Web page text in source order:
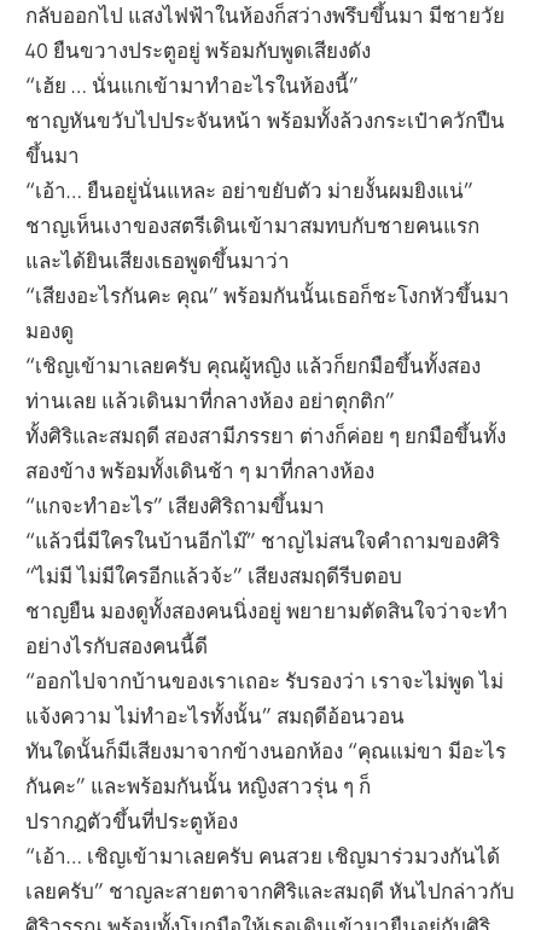
กลับออกไป แสงไฟฟ้าในห้องก็สว่างพรึบขึ้นมา มีชายวัย
40 ยืนขวางประตูอยู่ พร้อมกับพูดเสียงดัง
“เฮ้ย … นั่นแกเข้ามาทำอะไรในห้องนี้”
ชาญหันขวับไปประจันหน้า พร้อมทั้งล้วงกระเป๋าควักปืน
ขึ้นมา
“เอ้า… ยืนอยู่นั่นแหละ อย่าขยับตัว ม่ายงั้นผมยิงแน่”
ชาญเห็นเงาของสตรีเดินเข้ามาสมทบกับชายคนแรก
และได้ยินเสียงเธอพูดขึ้นมาว่า
“เสียงอะไรกันคะ คุณ” พร้อมกันนั้นเธอก็ชะโงกหัวขึ้นมา
มองดู
“เชิญเข้ามาเลยครับ คุณผู้หญิง แล้วก็ยกมือขึ้นทั้งสอง
ท่านเลย แล้วเดินมาที่กลางห้อง อย่าตุกติก”
ทั้งศิริและสมฤดี สองสามีภรรยา ต่างก็ค่อย ๆ ยกมือขึ้นทั้ง
สองข้าง พร้อมทั้งเดินช้า ๆ มาที่กลางห้อง
“แกจะทำอะไร” เสียงศิริถามขึ้นมา
“แล้วนี่มีใครในบ้านอีกไม๊” ชาญไม่สนใจคำถามของศิริ
“ไม่มี ไม่มีใครอีกแล้วจ้ะ” เสียงสมฤดีรีบตอบ
ชาญยืน มองดูทั้งสองคนนิ่งอยู่ พยายามตัดสินใจว่าจะทำ
อย่างไรกับสองคนนี้ดี
“ออกไปจากบ้านของเราเถอะ รับรองว่า เราจะไม่พูด ไม่
แจ้งความ ไม่ทำอะไรทั้งนั้น” สมฤดีอ้อนวอน
ทันใดนั้นก็มีเสียงมาจากข้างนอกห้อง “คุณแม่ขา มีอะไร
กันคะ” และพร้อมกันนั้น หญิงสาวรุ่น ๆ ก็
ปรากฎตัวขึ้นที่ประตูห้อง
“เอ้า… เชิญเข้ามาเลยครับ คนสวย เชิญมาร่วมวงกันได้
เลยครับ” ชาญละสายตาจากศิริและสมฤดี หันไปกล่าวกับ